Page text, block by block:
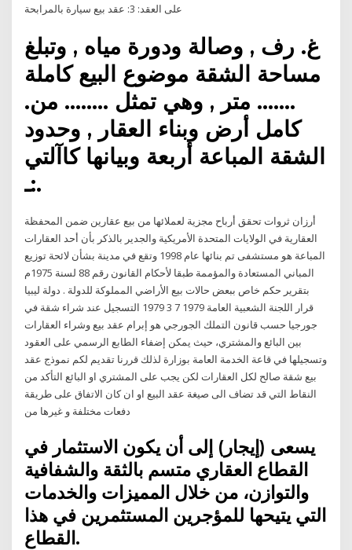
على العقد: 3: عقد بيع سيارة بالمرابحة
غ. رف , وصالة ودورة مياه , وتبلغ
مساحة الشقة موضوع البيع كاملة
……. متر , وهي تمثل …….. من.
كامل أرض وبناء العقار , وحدود
الشقة المباعة أربعة وبيانها كاآلتي
:ـ.
أرزان ثروات تحقق أرباح مجزية لعملائها من بيع عقارين ضمن المحفظة
العقارية في الولايات المتحدة الأمريكية والجدير بالذكر بأن أحد العقارات
المباعة هو مستشفى تم بنائها عام 1998 وتقع في مدينة بشأن لائحة توزيع
المباني المستعادة والمؤممة طبقا لأحكام القانون رقم 88 لسنة 1975م
بتقرير حكم خاص ببعض حالات بيع الأراضي المملوكة للدولة . دولة ليبيا
قرار اللجنة الشعبية العامة 1979 7 3 1979 التسجيل عند شراء شقة في
جورجيا حسب قانون التملك الجورجي هو إبرام عقد بيع وشراء العقارات
بين البائع والمشتري، حيث يمكن إضفاء الطابع الرسمي على العقود
وتسجيلها في قاعة الخدمة العامة بوزارة لذلك قررنا تقديم لكم نموذج عقد
بيع شقة صالح لكل العقارات لكن يجب على المشتري او البائع التأكد من
النقاط التي قد تضاف الى صيغة عقد البيع او ان كان الاتفاق على طريقة
دفعات مختلفة و غيرها من
يسعى (إيجار) إلى أن يكون الاستثمار في
القطاع العقاري متسم بالثقة والشفافية
والتوازن، من خلال المميزات والخدمات
التي يتيحها للمؤجرين المستثمرين في هذا
القطاع.